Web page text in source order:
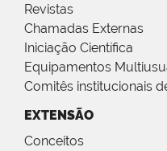
Revistas
Chamadas Externas
Iniciação Científica
Equipamentos
Comitês institucionais
EXTENSÃO
Conceitos